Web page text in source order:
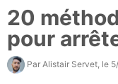
20
pour
Par Alistair Servet , le